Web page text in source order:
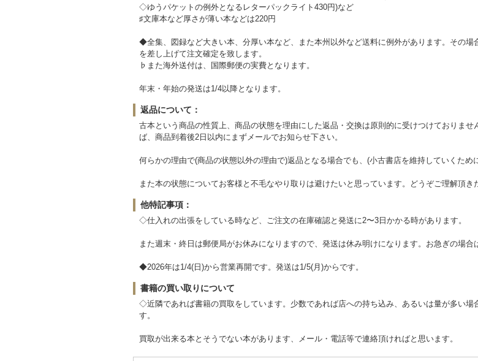
◇ゆうパケットの例外となるレターパックライト430円)など
♯文庫本など厚さが薄い本などは220円
◆全集、図録など大きい本、分厚い本など、また本州以外など送料に例外があります。その
を差し上げて注文確定を致します。
♭また海外送付は、国際郵便の実費となります。
年末・年始の発送は1/4以降となります。
返品について：
古本という商品の性質上、商品の状態を理由にした返品・交換は原則的に受けつけておりま
ば、商品到着後2日以内にまずメールでお知らせ下さい。
何らかの理由で(商品の状態以外の理由で)返品となる場合でも、(小古書店を維持していくため
また本の状態についてお客様と不毛なやり取りは避けたいと思っています。どうぞご理解頂き
他特記事項：
◇仕入れの出張をしている時など、ご注文の在庫確認と発送に2〜3日かかる時があります。
また週末・終日は郵便局がお休みになりますので、発送は休み明けになります。お急ぎの場合
◆2026年は1/4(日)から営業再開です。発送は1/5(月)からです。
書籍の買い取りについて
◇近隣であれば書籍の買取をしています。少数であれば店への持ち込み、あるいは量が多い場
す。
買取が出来る本とそうでない本があります、メール・電話等で連絡頂ければと思います。